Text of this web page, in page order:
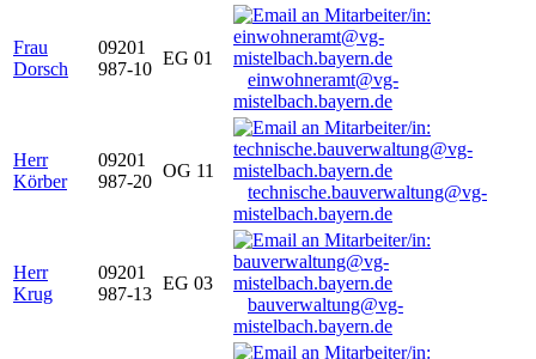
Frau
Dorsch
09201
987-10
EG 01
einwohneramt@vg-
mistelbach.bayern.de
Herr
Körber
09201
987-20
OG 11
technische.bauverwaltung@vg-
mistelbach.bayern.de
Herr
Krug
09201
987-13
EG 03
bauverwaltung@vg-
mistelbach.bayern.de